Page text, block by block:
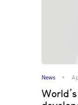
News